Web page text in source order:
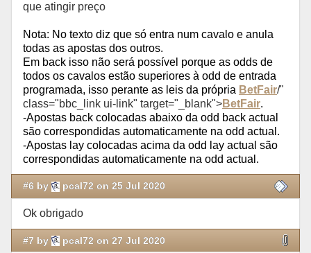
que atingir preço
Nota: No texto diz que só entra num cavalo e anula
todas as apostas dos outros.
Em back isso não será possível porque as odds de
todos os cavalos estão superiores à odd de entrada
programada, isso perante as leis da própria BetFair/"
class="bbc_link ui-link" target="_blank">BetFair.
-Apostas back colocadas abaixo da odd back actual
são correspondidas automaticamente na odd actual.
-Apostas lay colocadas acima da odd lay actual são
correspondidas automaticamente na odd actual.
#6 by pcal72 on 25 Jul 2020
Ok obrigado
#7 by pcal72 on 27 Jul 2020